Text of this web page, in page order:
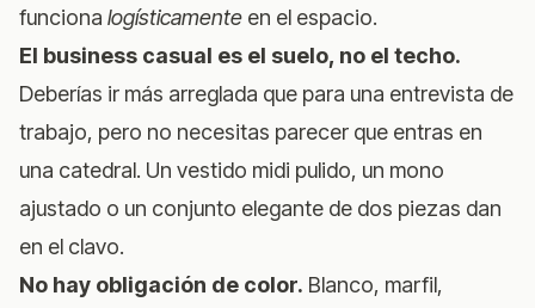
funciona logísticamente en el espacio.
El business casual es el suelo, no el techo.
Deberías ir más arreglada que para una entrevista de
trabajo, pero no necesitas parecer que entras en
una catedral. Un vestido midi pulido, un mono
ajustado o un conjunto elegante de dos piezas dan
en el clavo.
No hay obligación de color. Blanco, marfil,